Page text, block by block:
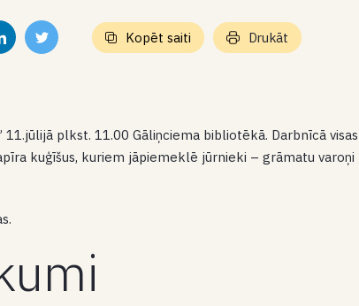
Kopēt saiti Drukāt
11.jūlijā plkst. 11.00 Gāliņciema bibliotēkā. Darbnīcā visas
kuģīšus, kuriem jāpiemeklē jūrnieki – grāmatu varoņi